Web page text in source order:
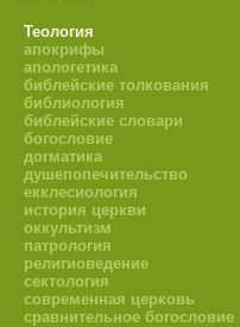
Теология
апокрифы
апологетика
библейские толкования
библиология
библейские словари
богословие
догматика
душепопечительство
екклесиология
история церкви
оккультизм
патрология
религиоведение
сектология
современная церковь
сравнительное богословие